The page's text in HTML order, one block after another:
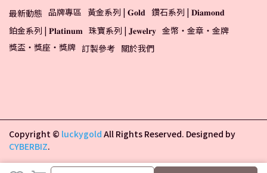
最新動態 品牌專區 黃金系列 | 𝐆𝐨𝐥𝐝 鑽石系列 | 𝐃𝐢𝐚𝐦𝐨𝐧𝐝
鉑金系列 | 𝐏𝐥𝐚𝐭𝐢𝐧𝐮𝐦 珠寶系列 | 𝐉𝐞𝐰𝐞𝐥𝐫𝐲 金幣・金章・金牌
獎盃・獎座・獎牌 訂製參考 關於我們
Copyright © luckygold All Rights Reserved. Designed by
CYBERBIZ.